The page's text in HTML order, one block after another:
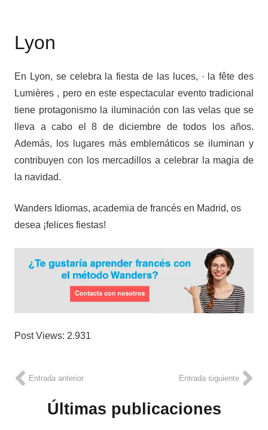
Lyon
En Lyon, se celebra la fiesta de las luces, · la fête des
Lumières , pero en este espectacular evento tradicional
tiene protagonismo la iluminación con las velas que se
lleva a cabo el 8 de diciembre de todos los años.
Además, los lugares más emblemáticos se iluminan y
contribuyen con los mercadillos a celebrar la magia de
la navidad.
Wanders Idiomas, academia de francés en Madrid, os
desea ¡felices fiestas!
Post Views: 2.931
Entrada anterior Entrada siguiente
Últimas publicaciones